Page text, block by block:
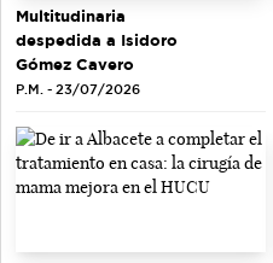
Multitudinaria
despedida a Isidoro
Gómez Cavero
P.M. - 23/07/2026